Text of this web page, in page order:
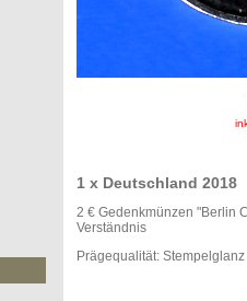
1 x Deutschland 2018
2 € Gedenkmünzen "Berlin
Verständnis
Prägequalität: Stempelglanz